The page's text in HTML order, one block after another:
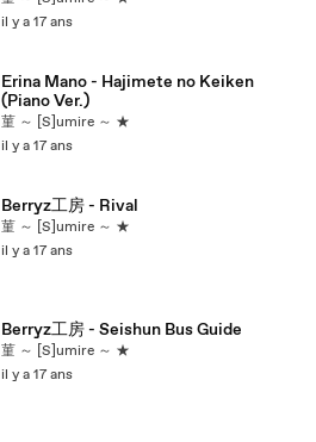
il y a 17 ans
Erina Mano - Hajimete no Keiken
(Piano Ver.)
菫 ～ [S]umire ～ ★
il y a 17 ans
Berryz工房 - Rival
菫 ～ [S]umire ～ ★
il y a 17 ans
Berryz工房 - Seishun Bus Guide
菫 ～ [S]umire ～ ★
il y a 17 ans